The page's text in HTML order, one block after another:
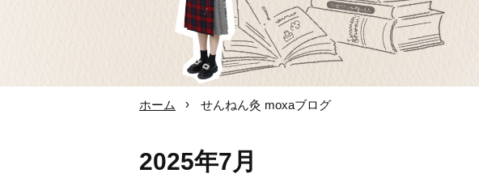
ホーム せんねん灸 moxaブログ
2025年7月